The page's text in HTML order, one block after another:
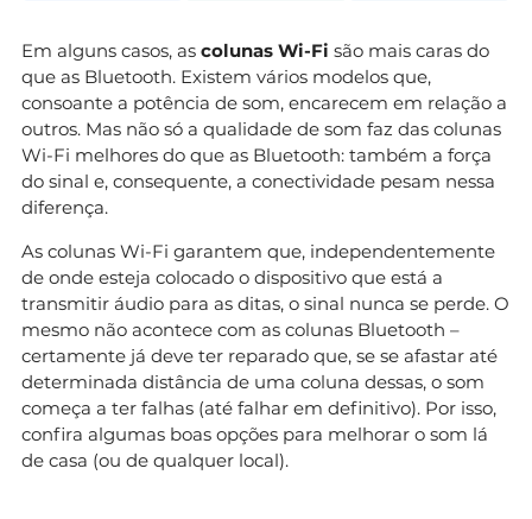
Em alguns casos, as colunas Wi-Fi são mais caras do
que as Bluetooth. Existem vários modelos que,
consoante a potência de som, encarecem em relação a
outros. Mas não só a qualidade de som faz das colunas
Wi-Fi melhores do que as Bluetooth: também a força
do sinal e, consequente, a conectividade pesam nessa
diferença.
As colunas Wi-Fi garantem que, independentemente
de onde esteja colocado o dispositivo que está a
transmitir áudio para as ditas, o sinal nunca se perde. O
mesmo não acontece com as colunas Bluetooth –
certamente já deve ter reparado que, se se afastar até
determinada distância de uma coluna dessas, o som
começa a ter falhas (até falhar em definitivo). Por isso,
confira algumas boas opções para melhorar o som lá
de casa (ou de qualquer local).